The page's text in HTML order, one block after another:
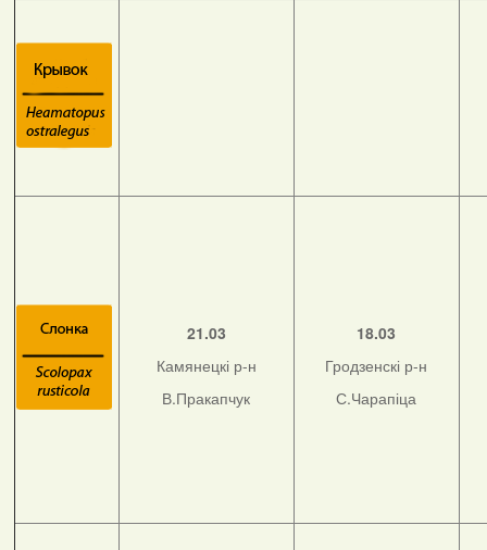
21.03
Камянецкі р-н
В.Пракапчук
18.03
Гродзенскі р-н
С.Чарапіца